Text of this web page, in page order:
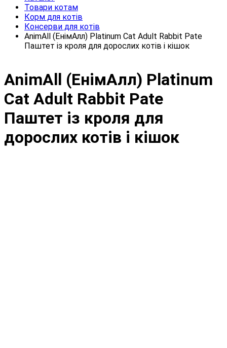
Товари котам
Корм для котів
Консерви для котів
AnimAll (ЕнімАлл) Platinum Cat Adult Rabbit Pate
Паштет із кроля для дорослих котів і кішок
AnimAll (ЕнімАлл) Platinum
Cat Adult Rabbit Pate
Паштет із кроля для
дорослих котів і кішок